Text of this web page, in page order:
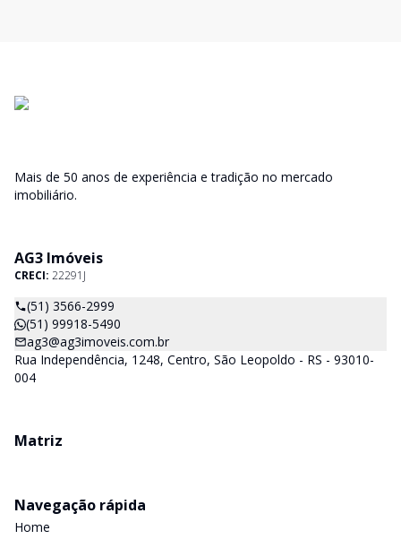
Mais de 50 anos de experiência e tradição no mercado
imobiliário.
AG3 Imóveis
CRECI: 22291J
(51) 3566-2999
(51) 99918-5490
ag3@ag3imoveis.com.br
Rua Independência, 1248, Centro, São Leopoldo - RS - 93010-
004
Matriz
Navegação rápida
Home